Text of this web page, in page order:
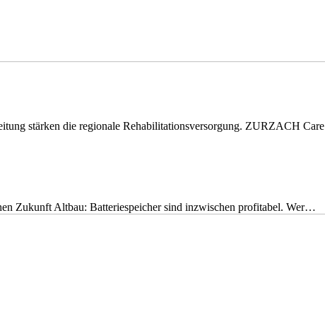
stärken die regionale Rehabilitationsversorgung. ZURZACH
Zukunft Altbau: Batteriespeicher sind inzwischen profitabel. Wer…